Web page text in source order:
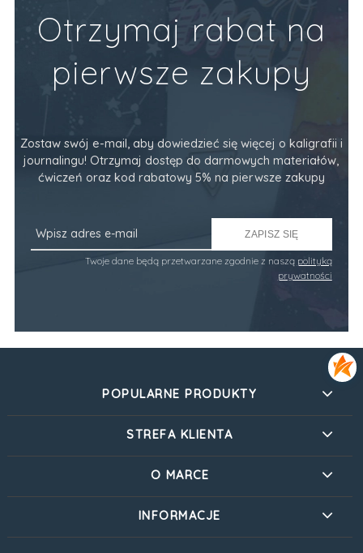
Otrzymaj rabat na
pierwsze zakupy
Zostaw swój e-mail, aby dowiedzieć się więcej o kaligrafii i
journalingu! Otrzymaj dostęp do darmowych materiałów,
ćwiczeń oraz kod rabatowy 5% na pierwsze zakupy
ZAPISZ SIĘ
Twoje dane będą przetwarzane zgodnie z naszą polityką
prywatności
POPULARNE PRODUKTY
STREFA KLIENTA
O MARCE
INFORMACJE